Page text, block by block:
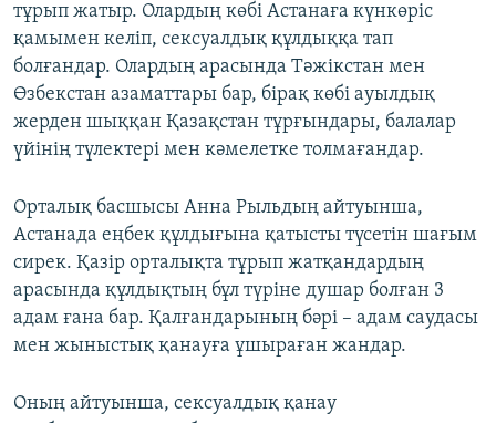
тұрып жатыр. Олардың көбі Астанаға күнкөріс
қамымен келіп, сексуалдық құлдыққа тап
болғандар. Олардың арасында Тәжікстан мен
Өзбекстан азаматтары бар, бірақ көбі ауылдық
жерден шыққан Қазақстан тұрғындары, балалар
үйінің түлектері мен кәмелетке толмағандар.
Орталық басшысы Анна Рыльдың айтуынша,
Астанада еңбек құлдығына қатысты түсетін шағым
сирек. Қазір орталықта тұрып жатқандардың
арасында құлдықтың бұл түріне душар болған 3
адам ғана бар. Қалғандарының бәрі – адам саудасы
мен жыныстық қанауға ұшыраған жандар.
Оның айтуынша, сексуалдық қанау